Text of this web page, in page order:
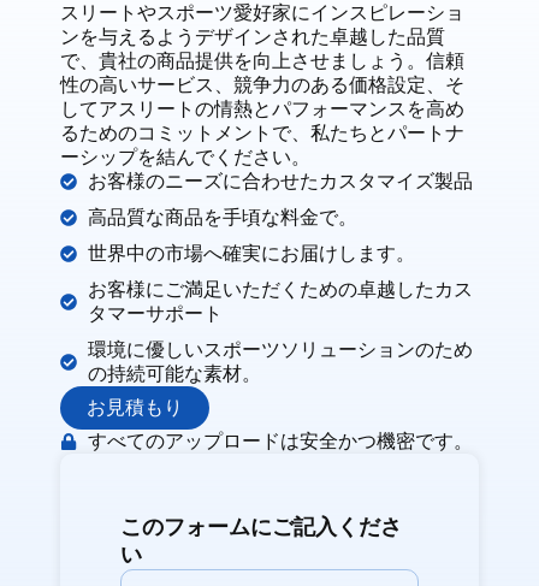
スリートやスポーツ愛好家にインスピレーショ
ンを与えるようデザインされた卓越した品質
で、貴社の商品提供を向上させましょう。信頼
性の高いサービス、競争力のある価格設定、そ
してアスリートの情熱とパフォーマンスを高め
るためのコミットメントで、私たちとパートナ
ーシップを結んでください。
お客様のニーズに合わせたカスタマイズ製品
高品質な商品を手頃な料金で。
世界中の市場へ確実にお届けします。
お客様にご満足いただくための卓越したカス
タマーサポート
環境に優しいスポーツソリューションのため
の持続可能な素材。
お見積もり
すべてのアップロードは安全かつ機密です。
このフォームにご記入くださ
い